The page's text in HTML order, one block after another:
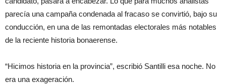
parecía una campaña condenada al fracaso se convirtió, bajo su
conducción, en una de las remontadas electorales más notables
de la reciente historia bonaerense.
“Hicimos historia en la provincia”, escribió Santilli esa noche. No
era una exageración.